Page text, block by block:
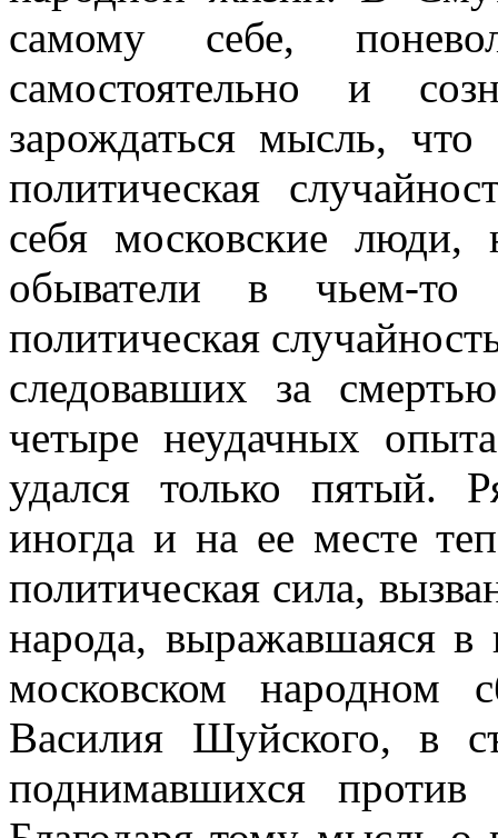
самому себе,
самостоятельно и
зарождаться мысль,
политическая
себя московские
обыватели в чьем-то
политическая
следовавших за
четыре неудачных
удался только пятый.
иногда и на ее месте
политическая сила,
народа, выражавшаяся в
московском народном
Василия Шуйского, в
поднимавшихся